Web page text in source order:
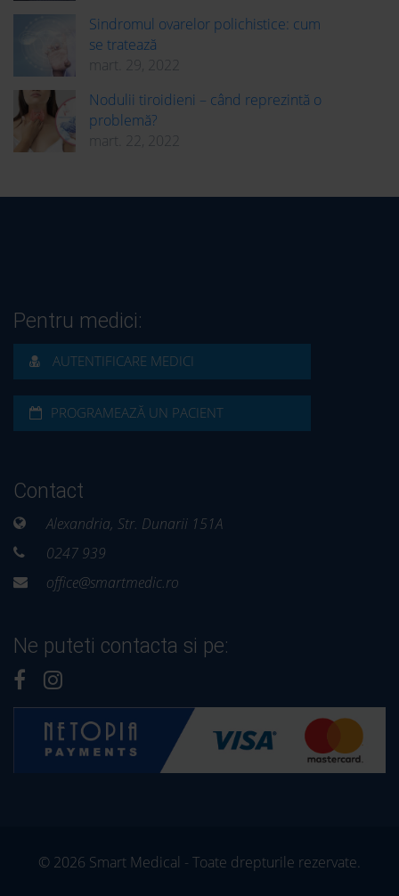
Sindromul ovarelor polichistice: cum
se tratează
mart. 29, 2022
Nodulii tiroidieni – când reprezintă o
problemă?
mart. 22, 2022
Pentru medici:
AUTENTIFICARE MEDICI
PROGRAMEAZĂ UN PACIENT
Contact
Alexandria, Str. Dunarii 151A
0247 939
office@smartmedic.ro
Ne puteti contacta si pe:
© 2026 Smart Medical - Toate drepturile rezervate.